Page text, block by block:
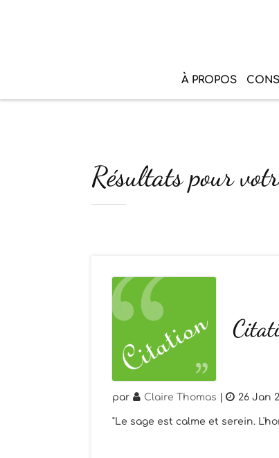
À PROPOS
Résultats pour
par Claire Thomas | 26 Jan
"Le sage est calme et serein.